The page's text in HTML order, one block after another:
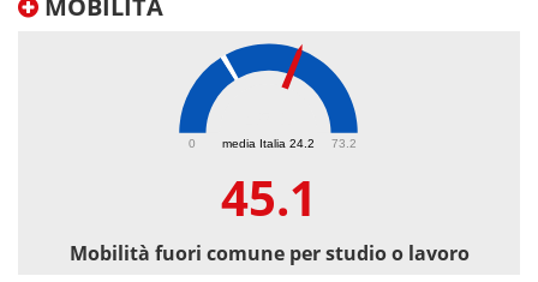
MOBILITÀ
media Italia 24.2
0 73.2
45.1
Mobilità fuori comune per studio o lavoro